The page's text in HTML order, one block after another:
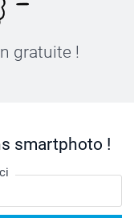
gratuite !
smartphoto !